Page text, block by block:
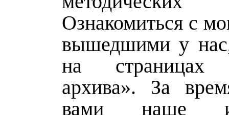
Ознакомиться с
вышедшими у
на страницах
архива». За
вами наше